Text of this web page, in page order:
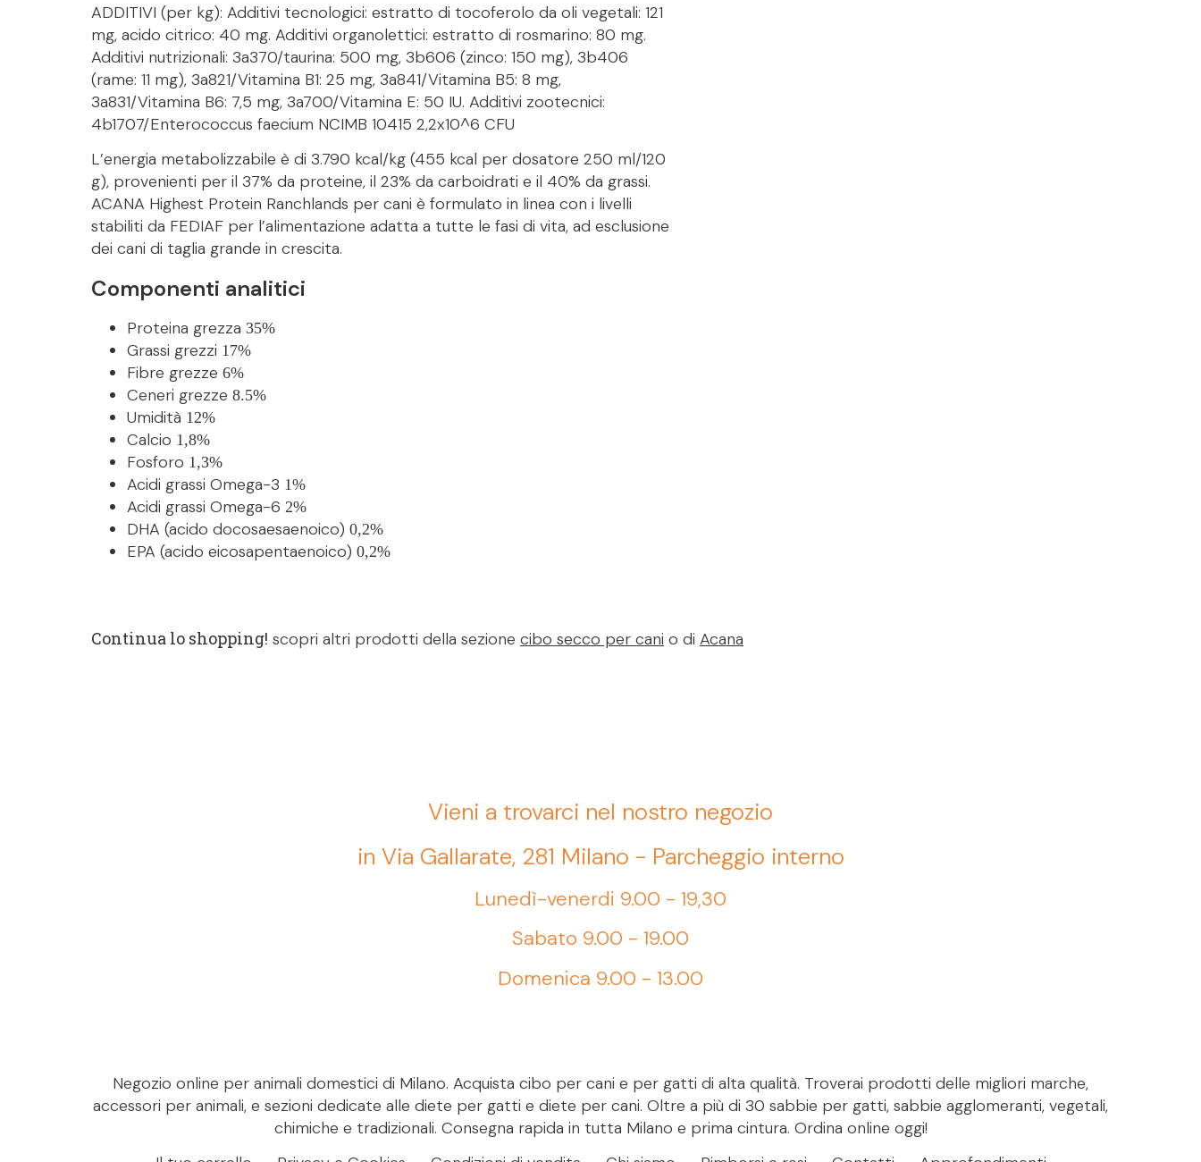
ADDITIVI (per kg): Additivi tecnologici: estratto di tocoferolo da oli vegetali: 121
mg, acido citrico: 40 mg. Additivi organolettici: estratto di rosmarino: 80 mg.
Additivi nutrizionali: 3a370/taurina: 500 mg, 3b606 (zinco: 150 mg), 3b406
(rame: 11 mg), 3a821/Vitamina B1: 25 mg, 3a841/Vitamina B5: 8 mg,
3a831/Vitamina B6: 7,5 mg, 3a700/Vitamina E: 50 IU. Additivi zootecnici:
4b1707/Enterococcus faecium NCIMB 10415 2,2x10^6 CFU
L’energia metabolizzabile è di 3.790 kcal/kg (455 kcal per dosatore 250 ml/120
g), provenienti per il 37% da proteine, il 23% da carboidrati e il 40% da grassi.
ACANA Highest Protein Ranchlands per cani è formulato in linea con i livelli
stabiliti da FEDIAF per l’alimentazione adatta a tutte le fasi di vita, ad esclusione
dei cani di taglia grande in crescita.
Componenti analitici
Proteina grezza 35%
Grassi grezzi 17%
Fibre grezze 6%
Ceneri grezze 8.5%
Umidità 12%
Calcio 1,8%
Fosforo 1,3%
Acidi grassi Omega-3 1%
Acidi grassi Omega-6 2%
DHA (acido docosaesaenoico) 0,2%
EPA (acido eicosapentaenoico) 0,2%
Continua lo shopping! scopri altri prodotti della sezione cibo secco per cani o di Acana
Vieni a trovarci nel nostro negozio
in Via Gallarate, 281 Milano - Parcheggio interno
Lunedì-venerdi 9.00 - 19,30
Sabato 9.00 - 19.00
Domenica 9.00 - 13.00
Negozio online per animali domestici di Milano. Acquista cibo per cani e per gatti di alta qualità. Troverai prodotti delle migliori marche,
accessori per animali, e sezioni dedicate alle diete per gatti e diete per cani. Oltre a più di 30 sabbie per gatti, sabbie agglomeranti, vegetali,
chimiche e tradizionali. Consegna rapida in tutta Milano e prima cintura. Ordina online oggi!